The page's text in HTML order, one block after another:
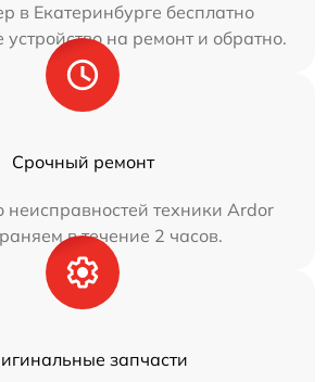
в Екатеринбурге бесплатно
устройство на ремонт и обратно.
Срочный ремонт
неисправностей техники Ardor
в течение 2 часов.
запчасти